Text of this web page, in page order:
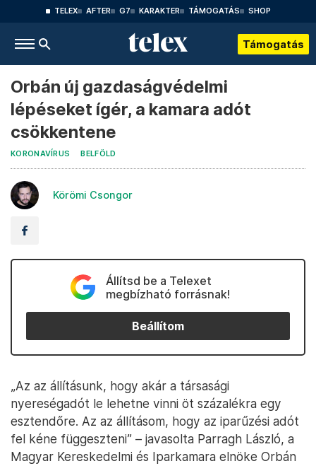
TELEX AFTER G7 KARAKTER TÁMOGATÁS SHOP
Támogatás
Orbán új gazdaságvédelmi
lépéseket ígér, a kamara adót
csökkentene
KORONAVÍRUS BELFÖLD
Körömi Csongor
Állítsd be a Telexet
megbízható forrásnak!
Beállítom
„Az az állításunk, hogy akár a társasági
nyereségadót le lehetne vinni öt százalékra egy
esztendőre. Az az állításom, hogy az iparűzési adót
fel kéne függeszteni” – javasolta Parragh László, a
Magyar Kereskedelmi és Iparkamara elnöke Orbán